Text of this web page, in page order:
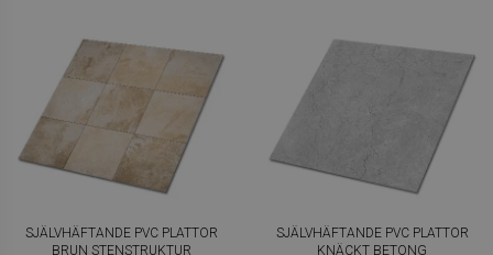
SJÄLVHÄFTANDE PVC PLATTOR
BRUN STENSTRUKTUR
SJÄLVHÄFTANDE PVC PLATTOR
KNÄCKT BETONG